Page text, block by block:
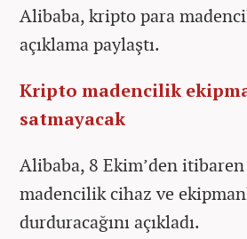
Alibaba, kripto para
açıklama paylaştı.
Kripto madencilik
satmayacak
Alibaba, 8 Ekim’den
madencilik cihaz ve
durduracağını açıkladı.